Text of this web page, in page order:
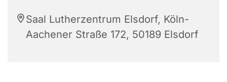
Saal Lutherzentrum Elsdorf, Köln-
Aachener Straße 172, 50189 Elsdorf